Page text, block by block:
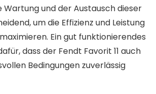
Wartung und der Austausch dieser
um die Effizienz und Leistung
Ein gut funktionierendes
dass der Fendt Favorit 11 auch
Bedingungen zuverlässig